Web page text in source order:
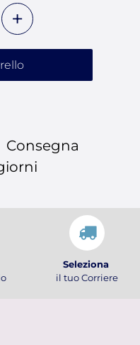
Seleziona
il tuo Corriere